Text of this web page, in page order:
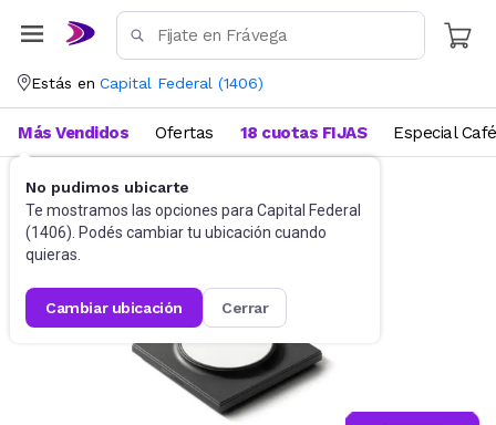
Estás en Capital Federal (1406)
No pudimos ubicarte
Te mostramos las opciones para Capital Federal
(1406). Podés cambiar tu ubicación cuando
quieras.
cambiar ubicación cerrar
Más Vendidos Ofertas 18 cuotas FIJAS Especial Café
Cargadores Cargadores portátiles